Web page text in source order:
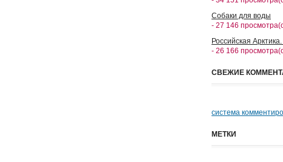
Собаки для воды
- 27 146
Российская
- 26 166
СВЕЖИЕ
система
МЕТКИ